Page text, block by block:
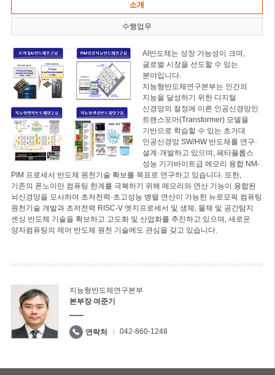
소개
수행업무
AI반도체는 성장 가능성이 크며,
글로벌 시장을 선도할 수 있는
분야입니다.
지능형반도체연구본부는 인간의
지능을 달성하기 위한 디지털
신경망의 절정에 이른 인공신경망인
트랜스포머(Transformer) 모델을
기반으로 학습할 수 있는 초거대
인공신경망 SW/HW 반도체를 연구·
설계·개발하고 있으며, 페타플롭스
성능 기가바이트급 메모리 융합 NM-
PIM 프로세서 반도체 원천기술 확보를 목표로 연구하고 있습니다. 또한,
기존의 폰노이만 컴퓨팅 한계를 극복하기 위해 메모리와 연산 기능이 융합된
뇌신경망을 모사하여 초저전력·초고성능 병렬 연산이 가능한 뉴로모픽 컴퓨팅
원천기술 개발과 초저전력 RISC-V 엣지프로세서 및 생체, 물체 및 공간탐지
센싱 반도체 기술을 확보하고 고도화 및 산업화를 추진하고 있으며, 새로운
양자컴퓨팅의 제어 반도체 원천 기술에도 관심을 갖고 있습니다.
지능형반도체연구본부
본부장 여준기
연락처 042-860-1248